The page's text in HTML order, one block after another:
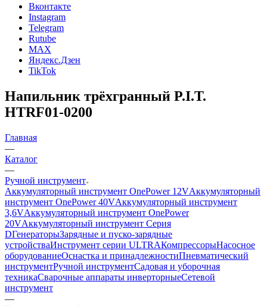
Вконтакте
Instagram
Telegram
Rutube
MAX
Яндекс.Дзен
TikTok
Напильник трёхгранный P.I.T.
HTRF01-0200
Главная
—
Каталог
—
Ручной инструмент
Аккумуляторный инструмент OnePower 12VАккумуляторный
инструмент OnePower 40VАккумуляторный инструмент
3,6VАккумуляторный инструмент OnePower
20VАккумуляторный инструмент Серия
DГенераторыЗарядные и пуско-зарядные
устройстваИнструмент серии ULTRAКомпрессорыНасосное
оборудованиеОснастка и принадлежностиПневматический
инструментРучной инструментСадовая и уборочная
техникаСварочные аппараты инверторныеСетевой
инструмент
—